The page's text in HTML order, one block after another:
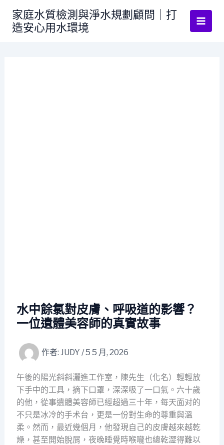
家庭水質檢測與淨水規劃顧問｜打
造安心用水環境
水中餘氯對皮膚、呼吸道的影響？
一位遺體美容師的真實故事
作者: JUDY /5 5 月, 2026
午後的陽光斜斜灑進工作室，陳先生（化名）輕輕放
下手中的工具，摘下口罩，深深吸了一口氣。六十歲
的他，從事遺體美容師已經超過三十年，每天面对的
不只是冰冷的手术台，更是一份對生命的尊重與溫
柔。然而，最近幾個月，他發現自己的皮膚越來越乾
燥，甚至開始脫屑，夜晚睡覺時喉嚨也總乾澀得難以